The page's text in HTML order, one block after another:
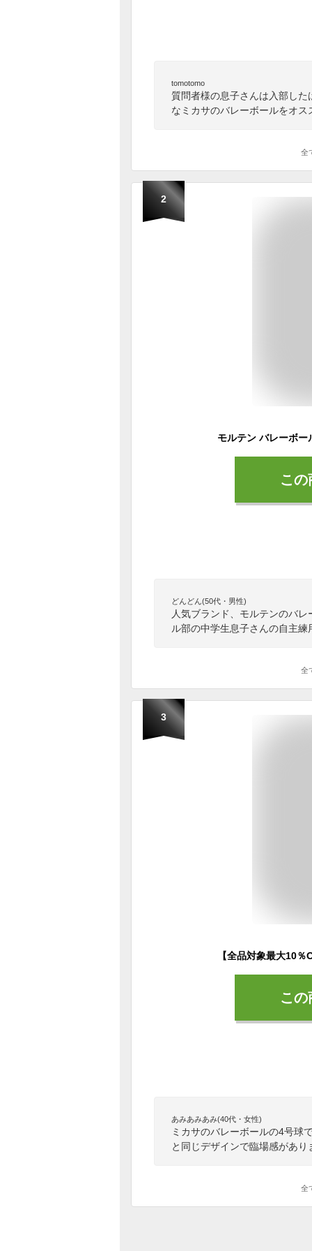
tomotomo
質問者様の息子さんは入部し
なミカサのバレーボールをオス
全
2
こ
どんどん(50代・男性)
人気ブランド、モルテンのバ
ル部の中学生息子さんの自主
全
3
こ
あみあみあみ(40代・女性)
ミカサのバレーボールの4号球
と同じデザインで臨場感があり
全